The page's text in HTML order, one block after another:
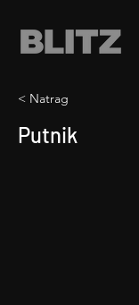
< Natrag
Putnik